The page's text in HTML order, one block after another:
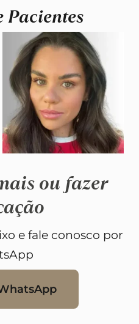
Pacientes
ou fazer
e fale conosco por